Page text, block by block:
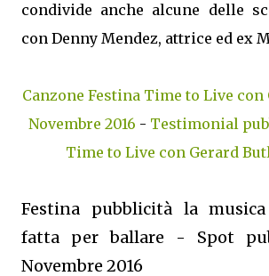
condivide anche alcune delle
con Denny Mendez, attrice ed ex
Canzone Festina Time to Live
Novembre 2016 - Testimonial
Time to Live con Gerard
Festina pubblicità la
fatta per ballare - Spot
Novembre 2016